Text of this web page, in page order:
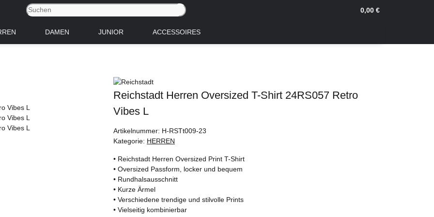
0,00 €
DAMEN JUNIOR ACCESSOIRES
Reichstadt Herren Oversized T-Shirt 24RS057 Retro
Vibes L
Artikelnummer: H-RSTt009-23
Kategorie: HERREN
• Reichstadt Herren Oversized Print T-Shirt
• Oversized Passform, locker und bequem
• Rundhalsausschnitt
• Kurze Ärmel
• Verschiedene trendige und stilvolle Prints
• Vielseitig kombinierbar